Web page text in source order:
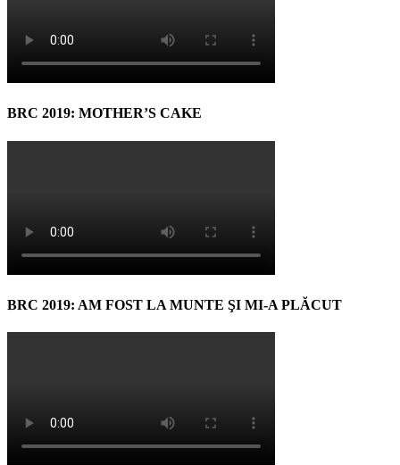
BRC 2019: MOTHER’S CAKE
BRC 2019: AM FOST LA MUNTE ŞI MI-A PLĂCUT